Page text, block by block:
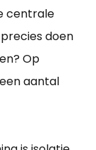
centrale
doen
Op
aantal